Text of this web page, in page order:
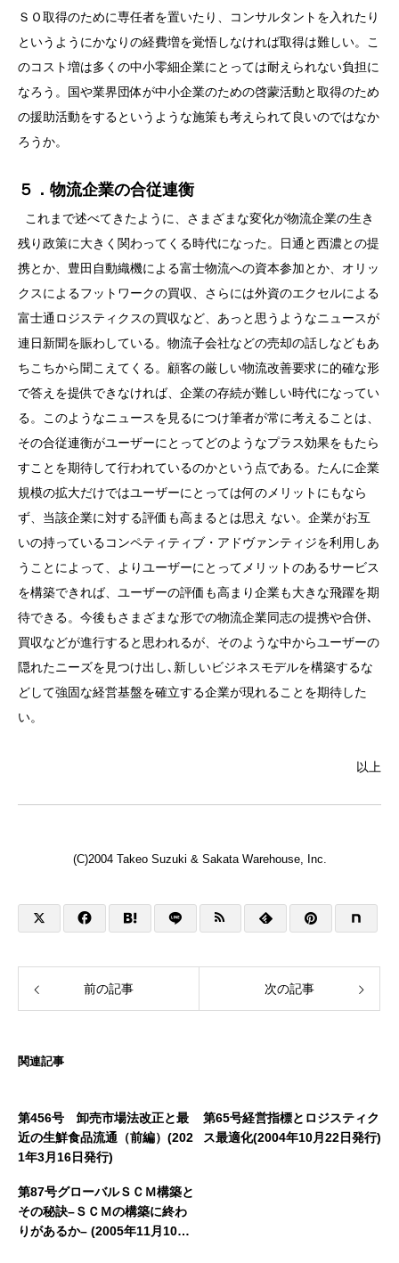
ＳＯ取得のために専任者を置いたり、コンサルタントを入れたり
というようにかなりの経費増を覚悟しなければ取得は難しい。こ
のコスト増は多くの中小零細企業にとっては耐えられない負担に
なろう。国や業界団体が中小企業のための啓蒙活動と取得のため
の援助活動をするというような施策も考えられて良いのではなか
ろうか。
５．物流企業の合従連衡
これまで述べてきたように、さまざまな変化が物流企業の生き
残り政策に大きく関わってくる時代になった。日通と西濃との提
携とか、豊田自動織機による富士物流への資本参加とか、オリッ
クスによるフットワークの買収、さらには外資のエクセルによる
富士通ロジスティクスの買収など、あっと思うようなニュースが
連日新聞を賑わしている。物流子会社などの売却の話しなどもあ
ちこちから聞こえてくる。顧客の厳しい物流改善要求に的確な形
で答えを提供できなければ、企業の存続が難しい時代になってい
る。このようなニュースを見るにつけ筆者が常に考えることは、
その合従連衡がユーザーにとってどのようなプラス効果をもたら
すことを期待して行われているのかという点である。たんに企業
規模の拡大だけではユーザーにとっては何のメリットにもなら
ず、当該企業に対する評価も高まるとは思え ない。企業がお互
いの持っているコンペティティブ・アドヴァンティジを利用しあ
うことによって、よりユーザーにとってメリットのあるサービス
を構築できれば、ユーザーの評価も高まり企業も大きな飛躍を期
待できる。今後もさまざまな形での物流企業同志の提携や合併､
買収などが進行すると思われるが、そのような中からユーザーの
隠れたニーズを見つけ出し､新しいビジネスモデルを構築するな
どして強固な経営基盤を確立する企業が現れることを期待した
い。
以上
(C)2004 Takeo Suzuki & Sakata Warehouse, Inc.
前の記事 次の記事
関連記事
第456号 卸売市場法改正と最
近の生鮮食品流通（前編）(202
1年3月16日発行)
第65号経営指標とロジスティク
ス最適化(2004年10月22日発行)
第87号グローバルＳＣＭ構築と
その秘訣–ＳＣＭの構築に終わ
りがあるか– (2005年11月10日